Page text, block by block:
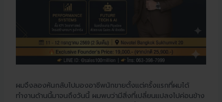
ผมจึงลองหันกลับไปมองอาชีพนักขายตั้งแต่ครั้งแรกที่ผมได้
ทำงานด้านนี้มาจนถึงวันนี้ ผมพบว่ามีสิ่งที่เปลี่ยนแปลงไปค่อนข้าง